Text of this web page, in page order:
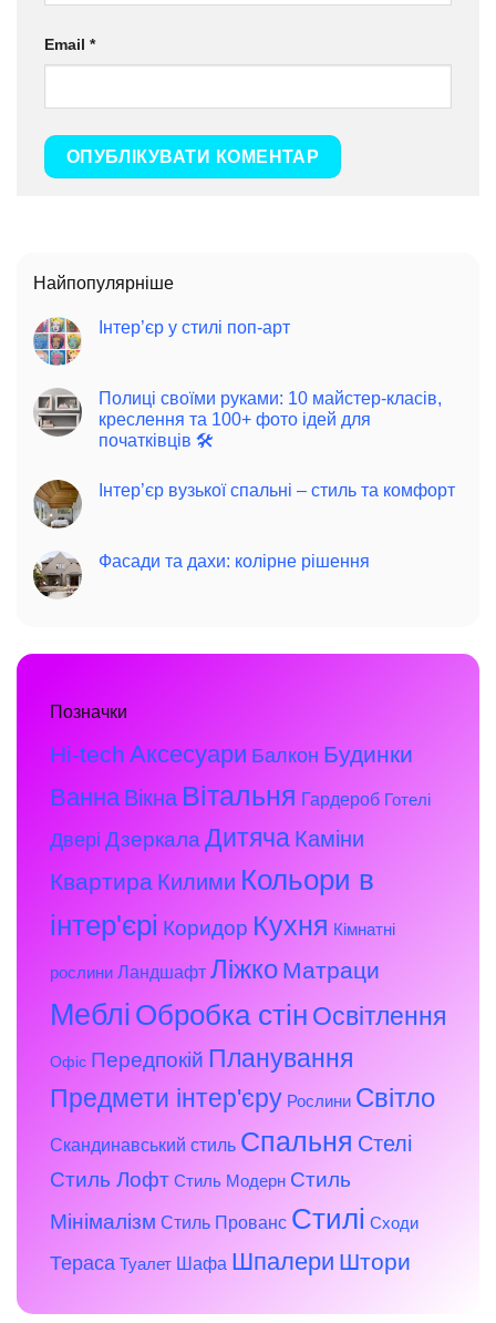
Email *
Найпопулярніше
Інтер’єр у стилі поп-арт
Полиці своїми руками: 10 майстер-класів,
креслення та 100+ фото ідей для
початківців 🛠️
Інтер’єр вузької спальні – стиль та комфорт
Фасади та дахи: колірне рішення
Позначки
Hi-tech Аксесуари Балкон Будинки
Ванна Вікна Вітальня Гардероб Готелі
Двері Дзеркала Дитяча Каміни
Квартира Килими Кольори в
інтер'єрі Коридор Кухня Кімнатні
рослини Ландшафт Ліжко Матраци
Меблі Обробка стін Освітлення
Офіс Передпокій Планування
Предмети інтер'єру Рослини Світло
Скандинавський стиль Спальня Стелі
Стиль Лофт Стиль Модерн Стиль
Мінімалізм Стиль Прованс Стилі Сходи
Тераса Туалет Шафа Шпалери Штори